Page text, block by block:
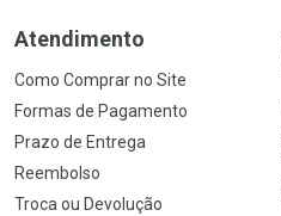
Atendimento
Como Comprar no Site
Formas de Pagamento
Prazo de Entrega
Reembolso
Troca ou Devolução